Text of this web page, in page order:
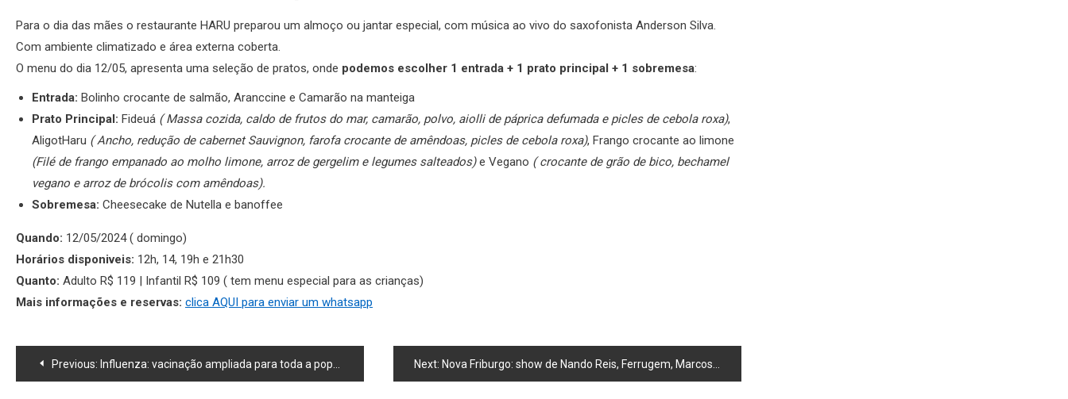
Para o dia das mães o restaurante HARU preparou um almoço ou jantar especial, com música ao vivo do saxofonista Anderson Silva.
Com ambiente climatizado e área externa coberta.
O menu do dia 12/05, apresenta uma seleção de pratos, onde podemos escolher 1 entrada + 1 prato principal + 1 sobremesa:
Entrada: Bolinho crocante de salmão, Aranccine e Camarão na manteiga
Prato Principal: Fideuá ( Massa cozida, caldo de frutos do mar, camarão, polvo, aiolli de páprica defumada e picles de cebola roxa),
AligotHaru ( Ancho, redução de cabernet Sauvignon, farofa crocante de amêndoas, picles de cebola roxa), Frango crocante ao limone
(Filé de frango empanado ao molho limone, arroz de gergelim e legumes salteados)e Vegano ( crocante de grão de bico, bechamel
vegano e arroz de brócolis com amêndoas).
Sobremesa: Cheesecake de Nutella e banoffee
Quando: 12/05/2024 ( domingo)
Horários disponiveis: 12h, 14, 19h e 21h30
Quanto: Adulto R$ 119 | Infantil R$ 109 ( tem menu especial para as crianças)
Mais informações e reservas: clica AQUI para enviar um whatsapp
Navegação
Previous: Influenza: vacinação ampliada para toda a população Next: Nova Friburgo: show de Nando Reis, Ferrugem, Marcos e Belutti, Maneva e mais!